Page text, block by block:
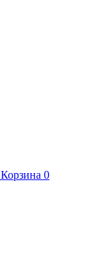
Корзина 0